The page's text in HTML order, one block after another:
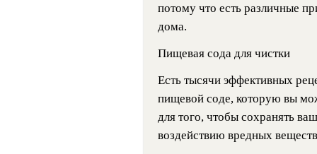
потому что есть различные
дома.
Пищевая сода для чистки
Есть тысячи эффективных
пищевой соде, которую вы
для того, чтобы сохранять
воздействию вредных